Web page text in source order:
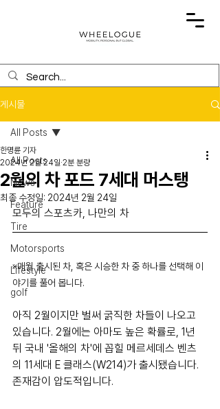
게시물
All Posts
News
Feature
Tire
Motorsports
Lifestyle
golf
All Posts
2월의 차 포드 7세대 머스탱
한명륜 기자
2024년 2월 24일 2분 분량
최종 수정일: 2024년 2월 24일
모두의 스포츠카, 나만의 차
※매월 출시된 차, 혹은 시승한 차 중 하나를 선택해 이
야기를 풀어 봅니다.
아직 2월이지만 벌써 굵직한 차들이 나오고
있습니다. 2월에는 아마도 높은 확률로, 1년
뒤 국내 '올해의 차'에 꼽힐 메르세데스 벤츠
의 11세대 E 클래스(W214)가 출시됐습니다.
존재감이 압도적입니다.